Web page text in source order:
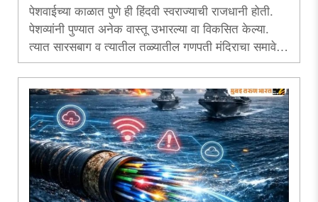
पेशवाईच्या काळात पुणे ही हिंदवी स्वराज्याची राजधानी होती.
पेशव्यांनी पुण्यात अनेक वास्तू उभारल्या वा विकसित केल्या.
त्यात सारसबाग व त्यातील तळ्यातील गणपती मंदिराचा समावेश
होतो. त्या बागेतील मोकळ्या जागेत नमाज पठणासाठी हजारो
मुस्लिमांना परवानगी देणे, हा हिंदूंच्या भावनांचा सरळसरळ
अपमानच! याबाबत महापालिका प्रशासन हतबल असेल, तर मग
शनिवारवाड्यातही नमाज पढण्यास अनुमती द्यावी!..